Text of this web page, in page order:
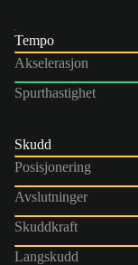
Tempo
Akselerasjon
Spurthastighet
Skudd
Posisjonering
Avslutninger
Skuddkraft
Langskudd